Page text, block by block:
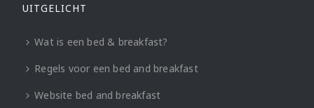
UITGELICHT
Wat is een bed & breakfast?
Regels voor een bed and breakfast
Website bed and breakfast